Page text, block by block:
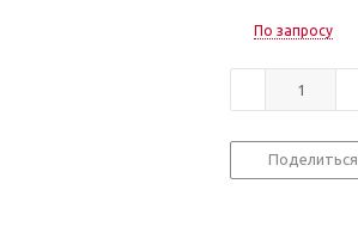
По запросу
Поделиться